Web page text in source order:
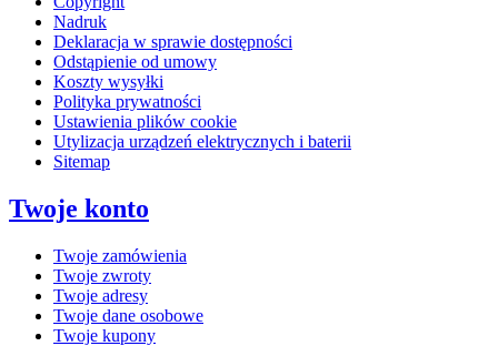
Nadruk
Deklaracja w sprawie dostępności
Odstąpienie od umowy
Koszty wysyłki
Polityka prywatności
Ustawienia plików cookie
Utylizacja urządzeń elektrycznych i baterii
Sitemap
Twoje konto
Twoje zamówienia
Twoje zwroty
Twoje adresy
Twoje dane osobowe
Twoje kupony